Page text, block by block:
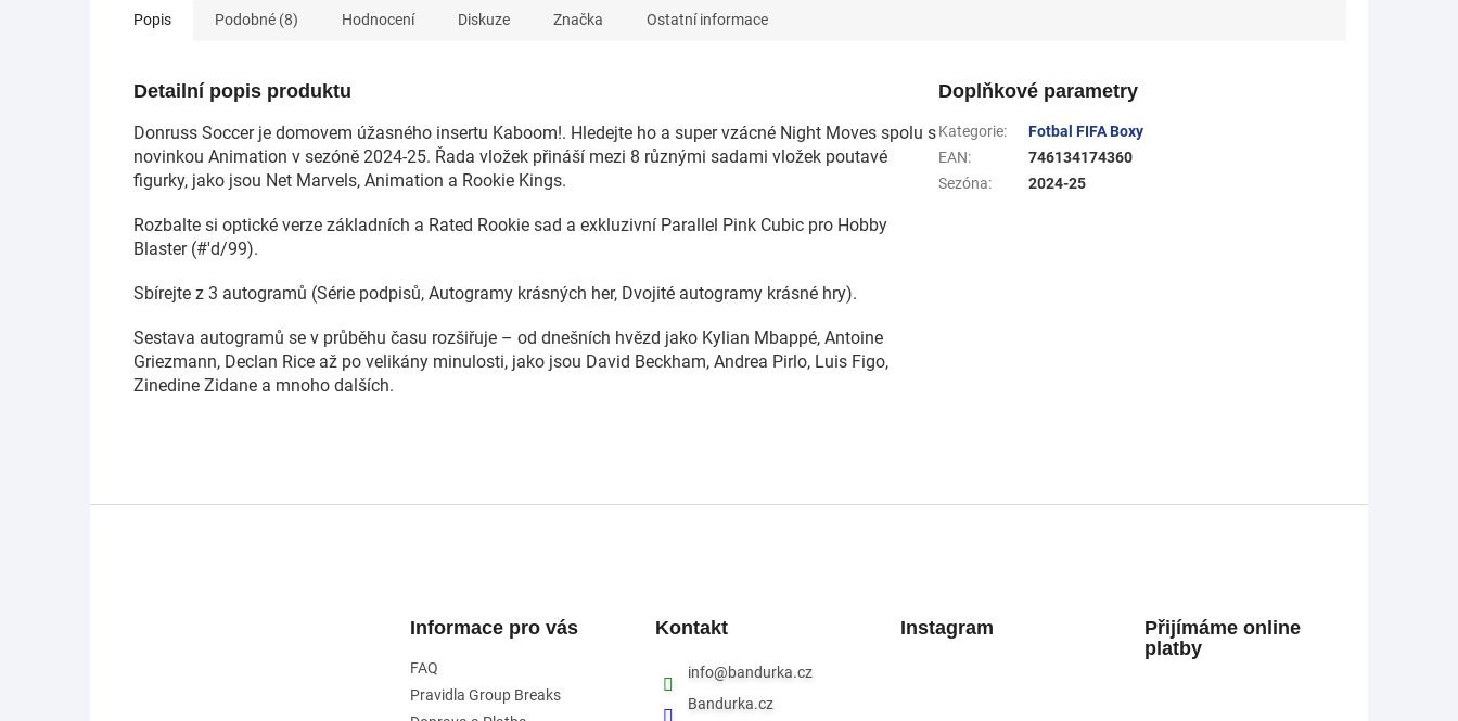
Popis Podobné (8) Hodnocení Diskuze Značka Ostatní informace
Detailní popis produktu
Donruss Soccer je domovem úžasného insertu Kaboom!. Hledejte ho a super vzácné Night Moves spolu s
novinkou Animation v sezóně 2024-25. Řada vložek přináší mezi 8 různými sadami vložek poutavé
figurky, jako jsou Net Marvels, Animation a Rookie Kings.
Rozbalte si optické verze základních a Rated Rookie sad a exkluzivní Parallel Pink Cubic pro Hobby
Blaster (#'d/99).
Sbírejte z 3 autogramů (Série podpisů, Autogramy krásných her, Dvojité autogramy krásné hry).
Sestava autogramů se v průběhu času rozšiřuje – od dnešních hvězd jako Kylian Mbappé, Antoine
Griezmann, Declan Rice až po velikány minulosti, jako jsou David Beckham, Andrea Pirlo, Luis Figo,
Zinedine Zidane a mnoho dalších.
Doplňkové parametry
Kategorie:
Fotbal FIFA Boxy
EAN:
746134174360
Sezóna: 2024-25
Informace pro vás
FAQ
Pravidla Group Breaks
Kontakt
info@bandurka.cz
Bandurka.cz
Instagram
Přijímáme online
platby